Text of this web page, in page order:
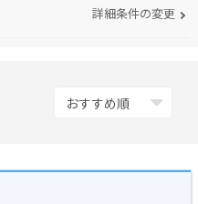
詳細条件の変更